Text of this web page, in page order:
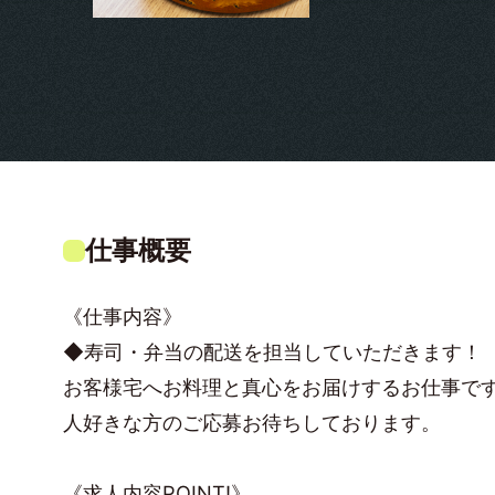
仕事概要
《仕事内容》
◆寿司・弁当の配送を担当していただきます！
お客様宅へお料理と真心をお届けするお仕事で
人好きな方のご応募お待ちしております。